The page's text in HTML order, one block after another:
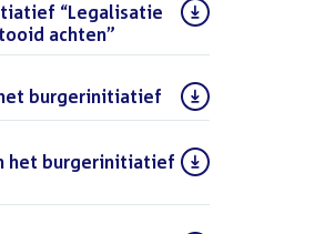
“Legalisatie
achten”
burgerinitiatief (PDF)
het burgerinitiatief